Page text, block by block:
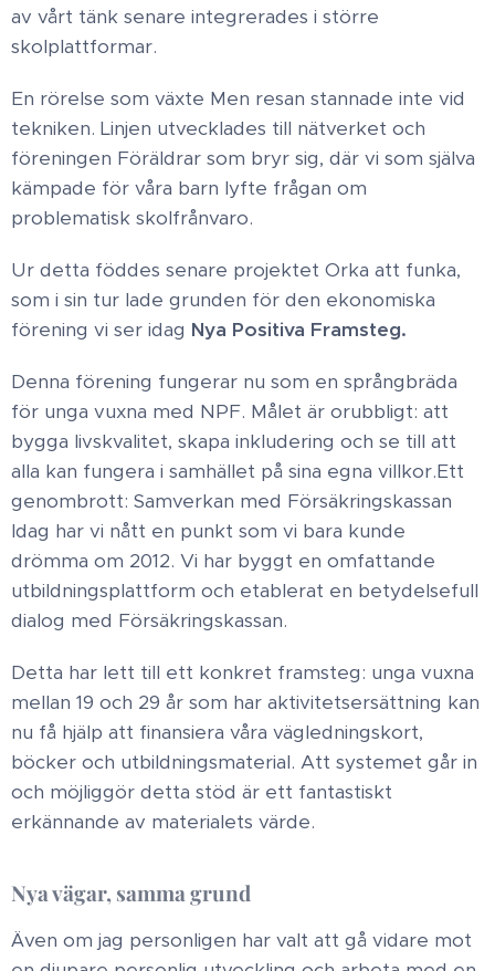
av vårt tänk senare integrerades i större
skolplattformar.​
En rörelse som växte ​Men resan stannade inte vid
tekniken. Linjen utvecklades till nätverket och
föreningen Föräldrar som bryr sig, där vi som själva
kämpade för våra barn lyfte frågan om
problematisk skolfrånvaro.
Ur detta föddes senare projektet Orka att funka,
som i sin tur lade grunden för den ekonomiska
förening vi ser idag Nya Positiva Framsteg.
Denna förening fungerar nu som en språngbräda
för unga vuxna med NPF. Målet är orubbligt: att
bygga livskvalitet, skapa inkludering och se till att
alla kan fungera i samhället på sina egna villkor.​Ett
genombrott: Samverkan med Försäkringskassan​
Idag har vi nått en punkt som vi bara kunde
drömma om 2012. Vi har byggt en omfattande
utbildningsplattform och etablerat en betydelsefull
dialog med Försäkringskassan.​
Detta har lett till ett konkret framsteg: unga vuxna
mellan 19 och 29 år som har aktivitetsersättning kan
nu få hjälp att finansiera våra vägledningskort,
böcker och utbildningsmaterial. Att systemet går in
och möjliggör detta stöd är ett fantastiskt
erkännande av materialets värde.​
Nya vägar, samma grund​
Även om jag personligen har valt att gå vidare mot